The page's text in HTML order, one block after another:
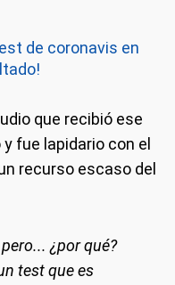
de coronavis en
que recibió ese
fue lapidario con el
recurso escaso del
¿por qué?
test que es